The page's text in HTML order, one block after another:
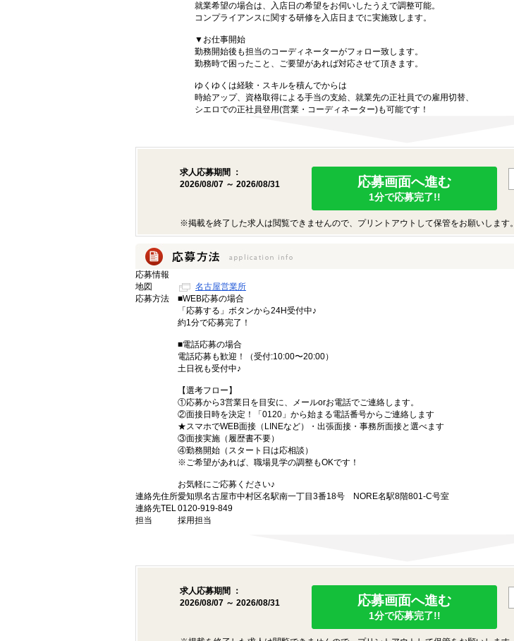
就業希望の場合は、入店日の希望をお伺いしたうえで調整可能。
コンプライアンスに関する研修を入店日までに実施致します。
▼お仕事開始
勤務開始後も担当のコーディネーターがフォロー致します。
勤務時で困ったこと、ご要望があれば対応させて頂きます。
ゆくゆくは経験・スキルを積んでからは
時給アップ、資格取得による手当の支給、就業先の正社員での雇用切替、
シエロでの正社員登用(営業・コーディネーター)も可能です！
求人応募期間 ：
2026/08/07 ～ 2026/08/31
応募画面へ進む
1分で応募完了!!
※掲載を終了した求人は閲覧できませんので、プリントアウトして保管をお願いします。
応募情報
地図
名古屋営業所
応募方法
■WEB応募の場合
「応募する」ボタンから24H受付中♪
約1分で応募完了！
■電話応募の場合
電話応募も歓迎！（受付:10:00〜20:00）
土日祝も受付中♪
【選考フロー】
①応募から3営業日を目安に、メールorお電話でご連絡します。
②面接日時を決定！「0120」から始まる電話番号からご連絡します
★スマホでWEB面接（LINEなど）・出張面接・事務所面接と選べます
③面接実施（履歴書不要）
④勤務開始（スタート日は応相談）
※ご希望があれば、職場見学の調整もOKです！
お気軽にご応募ください♪
連絡先住所愛知県名古屋市中村区名駅南一丁目3番18号 NORE名駅8階801-C号室
連絡先TEL0120-919-849
担当
採用担当
求人応募期間 ：
2026/08/07 ～ 2026/08/31
応募画面へ進む
1分で応募完了!!